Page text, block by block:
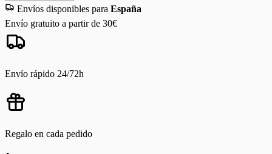
Envíos disponibles para España
Envío gratuito a partir de 30€
Envío rápido 24/72h
Regalo en cada pedido